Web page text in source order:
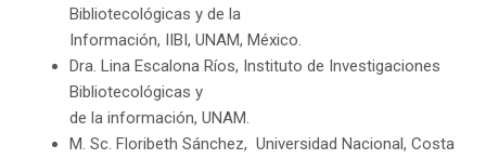
Bibliotecológicas y de la
Información, IIBI, UNAM, México.
Dra. Lina Escalona Ríos, Instituto de Investigaciones
Bibliotecológicas y
de la información, UNAM.
M. Sc. Floribeth Sánchez, Universidad Nacional, Costa